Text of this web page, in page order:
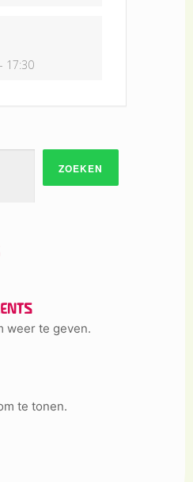
17:30
ZOEKEN
weer te geven.
te tonen.